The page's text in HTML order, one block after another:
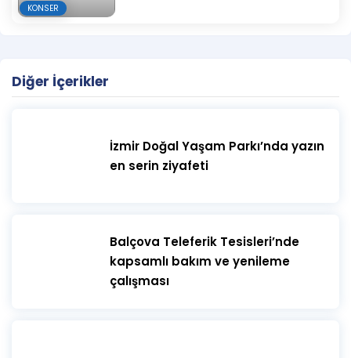
KONSER
Diğer İçerikler
İzmir Doğal Yaşam Parkı’nda yazın
en serin ziyafeti
​Balçova Teleferik Tesisleri’nde
kapsamlı bakım ve yenileme
çalışması